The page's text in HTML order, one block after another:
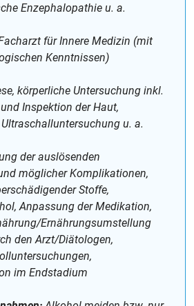
Enzephalopathie u. a.
für Innere Medizin (mit
Kenntnissen)
körperliche Untersuchung inkl.
Inspektion der Haut,
u. a.
der auslösenden
möglicher Komplikationen,
Stoffe,
Anpassung der Medikation,
Ernährungsumstellung
den Arzt/Diätologen,
im Endstadium